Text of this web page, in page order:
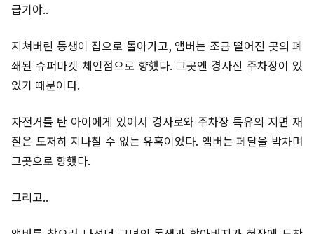
급기야..
지쳐버린 동생이 집으로 돌아가고, 앰버는 조금 떨어진 곳의 폐
쇄된 슈퍼마켓 체인점으로 향했다. 그곳엔 경사진 주차장이 있
었기 때문이다.
자전거를 탄 아이에게 있어서 경사로와 주차장 특유의 지면 재
질은 도저히 지나칠 수 없는 유혹이었다. 앰버는 페달을 박차며
그곳으로 향했다.
그리고..